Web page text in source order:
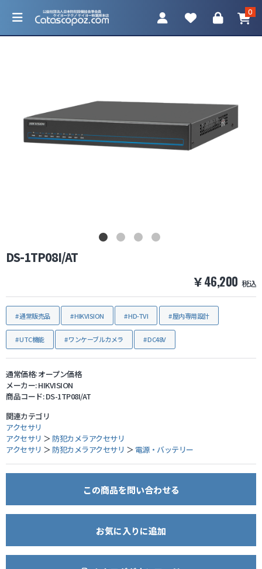
0
DS-1TP08I/AT
￥46,200 税込
通常販売品 HIKVISION HD-TVI 屋内専用設計
UTC機能 ワンケーブルカメラ DC48V
通常価格:オープン価格
メーカー:HIKVISION
商品コード:DS-1TP08I/AT
関連カテゴリ
アクセサリ
アクセサリ ＞ 防犯カメラアクセサリ
アクセサリ ＞ 防犯カメラアクセサリ ＞ 電源・バッテリー
この商品を問い合わせる
お気に入りに追加
防犯カメラ
カートを見る
お気に入り
ログイン